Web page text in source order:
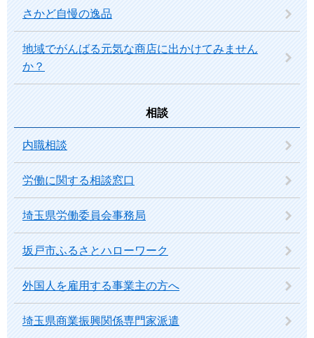
さかど自慢の逸品
地域でがんばる元気な商店に出かけてみません
か？
相談
内職相談
労働に関する相談窓口
埼玉県労働委員会事務局
坂戸市ふるさとハローワーク
外国人を雇用する事業主の方へ
埼玉県商業振興関係専門家派遣